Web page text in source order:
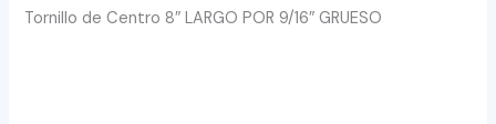
Tornillo de Centro 8″ LARGO POR 9/16″ GRUESO